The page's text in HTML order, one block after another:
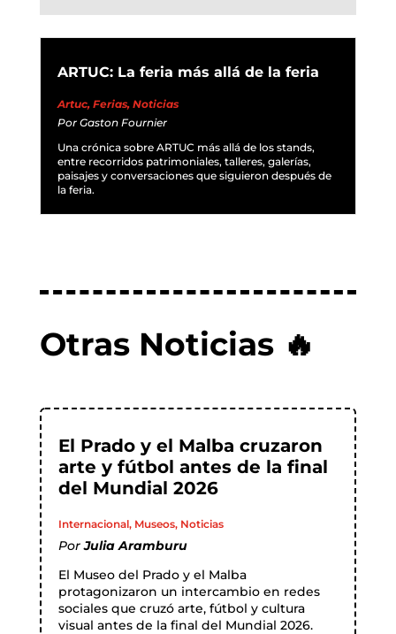
ARTUC: La feria más allá de la feria
Artuc, Ferias, Noticias
Por Gaston Fournier
Una crónica sobre ARTUC más allá de los stands,
entre recorridos patrimoniales, talleres, galerías,
paisajes y conversaciones que siguieron después de
la feria.
Otras Noticias 🔥
El Prado y el Malba cruzaron
arte y fútbol antes de la final
del Mundial 2026
Internacional, Museos, Noticias
PorJulia Aramburu
El Museo del Prado y el Malba
protagonizaron un intercambio en redes
sociales que cruzó arte, fútbol y cultura
visual antes de la final del Mundial 2026.